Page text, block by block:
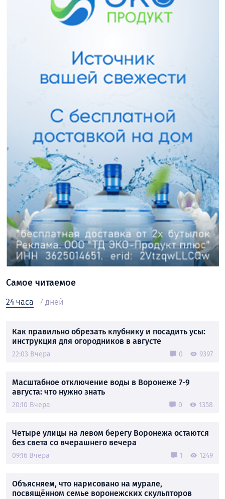
Самое читаемое
24 часа 7 дней
Как правильно обрезать клубнику и посадить усы:
инструкция для огородников в августе
22:03 Вчера 0 9397
Масштабное отключение воды в Воронеже 7-9
августа: что нужно знать
20:10 Вчера 0 1358
Четыре улицы на левом берегу Воронежа остаются
без света со вчерашнего вечера
09:16 Вчера 1 1249
Объясняем, что нарисовано на мурале,
посвящённом семье воронежских скульпторов